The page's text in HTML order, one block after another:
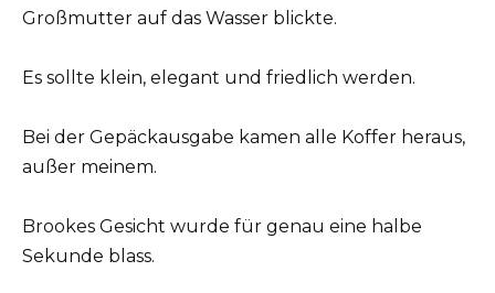
Großmutter auf das Wasser blickte.
Es sollte klein, elegant und friedlich werden.
Bei der Gepäckausgabe kamen alle Koffer heraus,
außer meinem.
Brookes Gesicht wurde für genau eine halbe
Sekunde blass.